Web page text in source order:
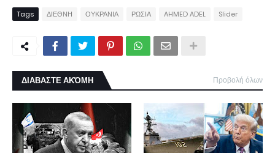
Tags ΔΙΕΘΝΗ ΟΥΚΡΑΝΙΑ ΡΩΣΙΑ AHMED ADEL Slider
ΔΙΑΒΑΣΤΕ ΑΚΌΜΗ Προβολή όλων